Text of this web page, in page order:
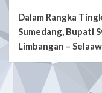
Dalam Rangka
Sumedang, Bupati
Limbangan –